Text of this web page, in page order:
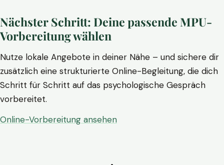
Nächster Schritt: Deine passende MPU-
Vorbereitung wählen
Nutze lokale Angebote in deiner Nähe – und sichere dir
zusätzlich eine strukturierte Online-Begleitung, die dich
Schritt für Schritt auf das psychologische Gespräch
vorbereitet.
Online-Vorbereitung ansehen